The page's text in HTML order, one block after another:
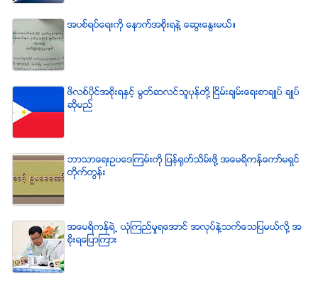
အပစ္ရပ္ေရးကို ေနာက္အစိုးရနဲ႔ ေဆြးေႏြးမယ္။
ဖိလစ္ပိုင္အစိုးရႏွင့္ မြတ္ဆလင္သူပုန္တို႔ ၿငိမ္းခ်မ္းေရးစာခ်ဳပ္ ခ်ဳပ္
ဆိုမည္
ဘာသာေရးဥပေဒၾကမ္းကို ျပန္ရုတ္သိမ္းဖို႔ အေမရိကန္ေကာ္မရွင္
တိုက္တြန္း
အေမရိကန္ရဲ႕ ယံုၾကည္မႈရေအာင္ အလုပ္နဲ႔သက္ေသျပမယ္လုိ႔ အ
စုိးရေျပာၾကား